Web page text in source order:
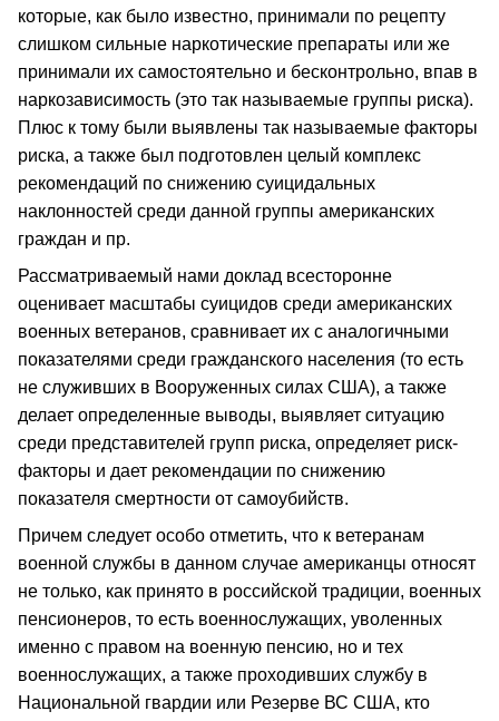
которые, как было известно, принимали по рецепту
слишком сильные наркотические препараты или же
принимали их самостоятельно и бесконтрольно, впав в
наркозависимость (это так называемые группы риска).
Плюс к тому были выявлены так называемые факторы
риска, а также был подготовлен целый комплекс
рекомендаций по снижению суицидальных
наклонностей среди данной группы американских
граждан и пр.
Рассматриваемый нами доклад всесторонне
оценивает масштабы суицидов среди американских
военных ветеранов, сравнивает их с аналогичными
показателями среди гражданского населения (то есть
не служивших в Вооруженных силах США), а также
делает определенные выводы, выявляет ситуацию
среди представителей групп риска, определяет риск-
факторы и дает рекомендации по снижению
показателя смертности от самоубийств.
Причем следует особо отметить, что к ветеранам
военной службы в данном случае американцы относят
не только, как принято в российской традиции, военных
пенсионеров, то есть военнослужащих, уволенных
именно с правом на военную пенсию, но и тех
военнослужащих, а также проходивших службу в
Национальной гвардии или Резерве ВС США, кто